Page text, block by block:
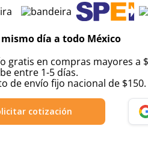
mismo día a todo México
gratis en compras mayores a
entre 1-5 días.
de envío fijo nacional de $150.
cotización